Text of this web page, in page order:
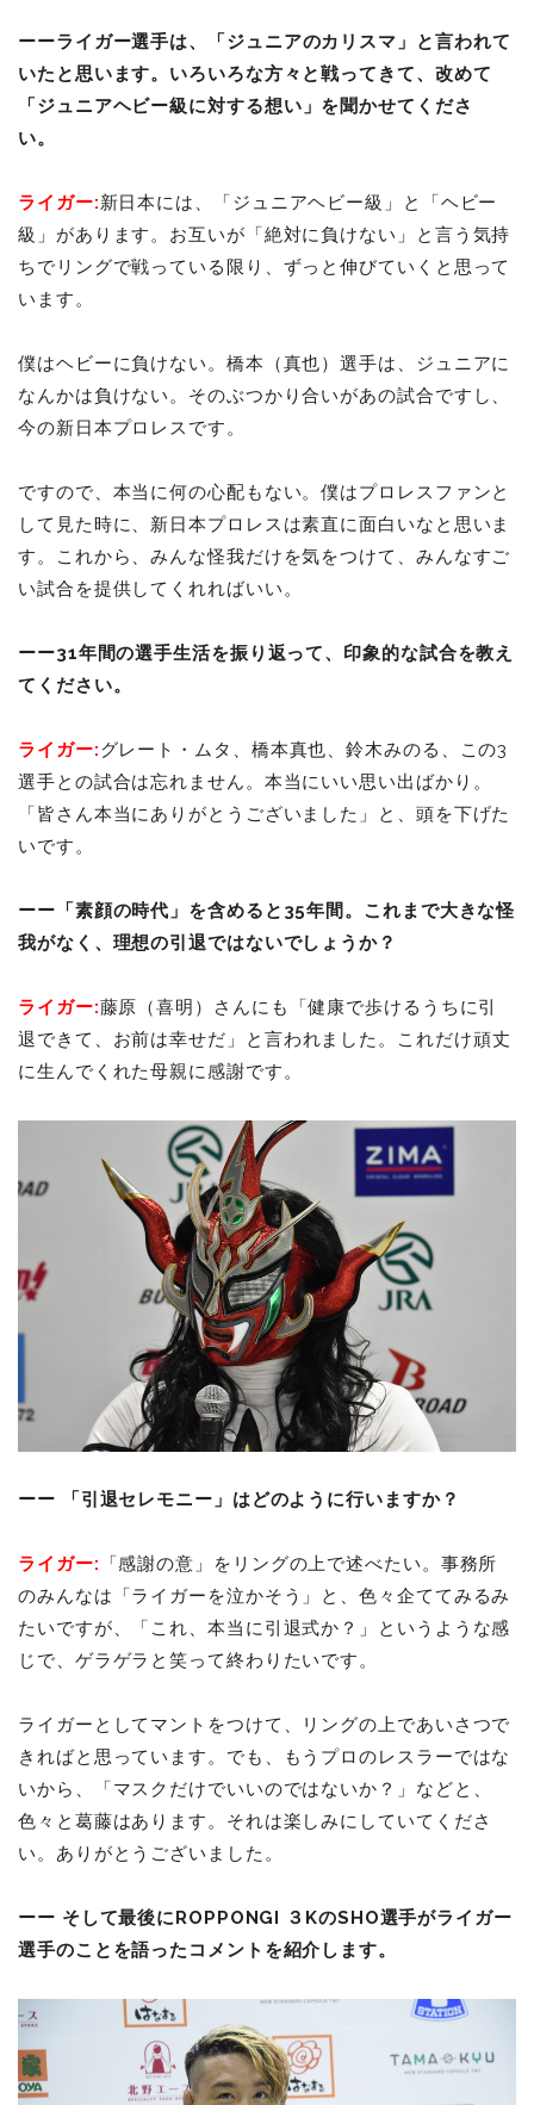
ーーライガー選手は、「ジュニアのカリスマ」と言われて
いたと思います。いろいろな方々と戦ってきて、改めて
「ジュニアヘビー級に対する想い」を聞かせてくださ
い。
ライガー:新日本には、「ジュニアヘビー級」と「ヘビー
級」があります。お互いが「絶対に負けない」と言う気持
ちでリングで戦っている限り、ずっと伸びていくと思って
います。
僕はヘビーに負けない。橋本（真也）選手は、ジュニアに
なんかは負けない。そのぶつかり合いがあの試合ですし、
今の新日本プロレスです。
ですので、本当に何の心配もない。僕はプロレスファンと
して見た時に、新日本プロレスは素直に面白いなと思いま
す。これから、みんな怪我だけを気をつけて、みんなすご
い試合を提供してくれればいい。
ーー31年間の選手生活を振り返って、印象的な試合を教え
てください。
ライガー:グレート・ムタ、橋本真也、鈴木みのる、この3
選手との試合は忘れません。本当にいい思い出ばかり。
「皆さん本当にありがとうございました」と、頭を下げた
いです。
ーー「素顔の時代」を含めると35年間。これまで大きな怪
我がなく、理想の引退ではないでしょうか？
ライガー:藤原（喜明）さんにも「健康で歩けるうちに引
退できて、お前は幸せだ」と 言われました。これだけ頑丈
に生んでくれた母親に感謝です。
ーー 「引退セレモニー」はどのように行いますか？
ライガー: 「感謝の意」をリングの上で述べたい。事務所
のみんなは「ライガーを泣かそう」と、色々企ててみるみ
たいですが、「これ、本当に引退式か？」というような感
じで、ゲラゲラと笑って終わりたいです。
ライガーとしてマントをつけて、リングの上であいさつで
きればと思っています。でも、もうプロのレスラーではな
いから、「マスクだけでいいのではないか？」などと、
色々と葛藤はあります。それは楽しみにしていてくださ
い。ありがとうございました。
ーー そして最後にROPPONGI ３KのSHO選手がライガー
選手のことを語ったコメントを紹介します。